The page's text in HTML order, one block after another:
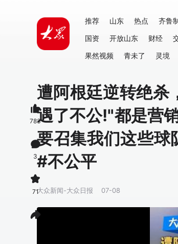
推荐 山东 热点 齐鲁
国资
开放山东 财经
果然视频
青未了 灵境
遭阿根廷逆转绝杀
遇了不公!"都是营
要召集我们这些
#不公平
大众新闻-大众日报 07-08
783
3
71